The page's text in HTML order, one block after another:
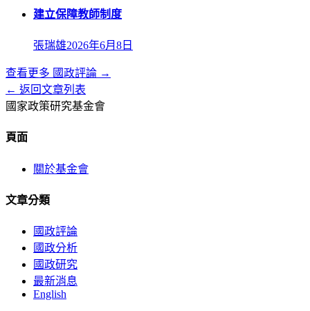
建立保障教師制度
張瑞雄2026年6月8日
查看更多 國政評論 →
← 返回文章列表
國家政策研究基金會
頁面
關於基金會
文章分類
國政評論
國政分析
國政研究
最新消息
English